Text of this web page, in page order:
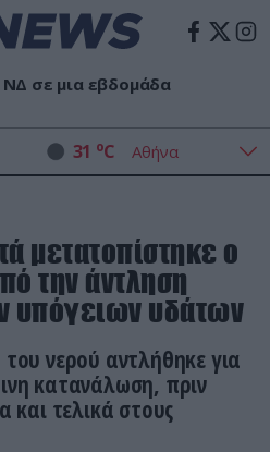
σε μια εβδομάδα
31 oC
μετατοπίστηκε ο
την άντληση
υπόγειων υδάτων
νερού αντλήθηκε για
κατανάλωση, πριν
και τελικά στους